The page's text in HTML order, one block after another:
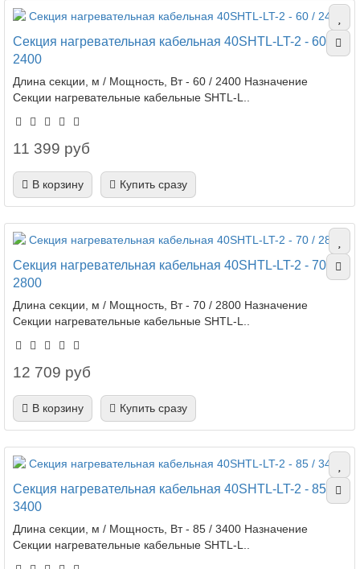
Секция нагревательная кабельная 40SHTL-LT-2 - 60 /
2400
Длина секции, м / Мощность, Вт - 60 / 2400 Назначение
Секции нагревательные кабельные SHTL-L..
11 399 руб
В корзину Купить сразу
Секция нагревательная кабельная 40SHTL-LT-2 - 70 /
2800
Длина секции, м / Мощность, Вт - 70 / 2800 Назначение
Секции нагревательные кабельные SHTL-L..
12 709 руб
В корзину Купить сразу
Секция нагревательная кабельная 40SHTL-LT-2 - 85 /
3400
Длина секции, м / Мощность, Вт - 85 / 3400 Назначение
Секции нагревательные кабельные SHTL-L..